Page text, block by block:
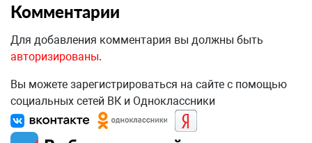
Комментарии
Для добавления комментария вы должны быть
авторизированы.
Вы можете зарегистрироваться на сайте с помощью
социальных сетей ВК и Одноклассники